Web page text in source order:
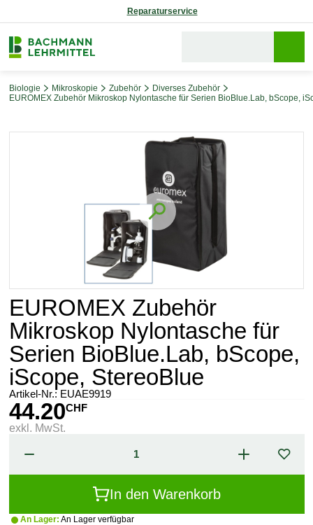
Reparaturservice
Biologie Mikroskopie Zubehör
Diverses Zubehör
EUROMEX Zubehör Mikroskop Nylontasche für Serien BioBlue.Lab, bScope,
EUROMEX Zubehör
Mikroskop Nylontasche für
Serien BioBlue.Lab, bScope,
iScope, StereoBlue
Artikel-Nr.: EUAE9919
44.20CHF
exkl. MwSt.
In den Warenkorb
An Lager: An Lager verfügbar